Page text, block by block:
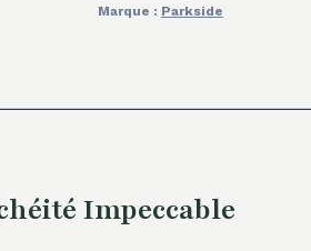
Marque : Parkside
Impeccable